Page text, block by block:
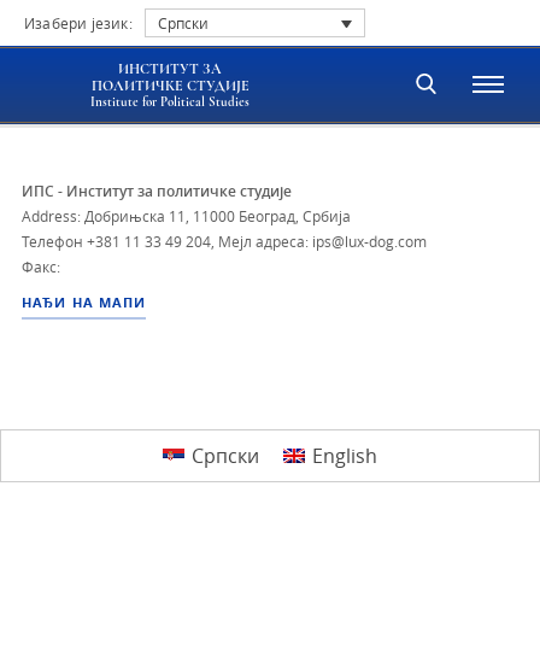
Изабери језик: Српски
ИНСТИТУТ ЗА
ПОЛИТИЧКЕ СТУДИЈЕ
Institute for Political Studies
ИПС - Институт за политичке студије
Address: Добрињска 11, 11000 Београд, Србија
Телефон +381 11 33 49 204 Мејл адреса: ips@lux-dog.com
Факс:
НАЂИ НА МАПИ
Српски English